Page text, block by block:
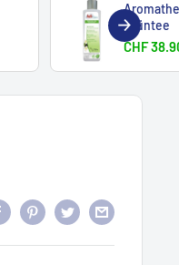
Grüntee
CHF